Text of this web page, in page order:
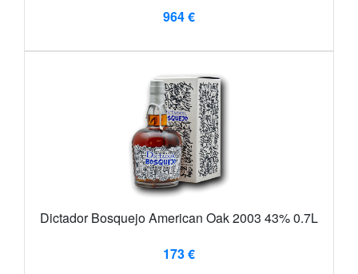
964 €
Dictador Bosquejo American Oak 2003 43% 0.7L
173 €